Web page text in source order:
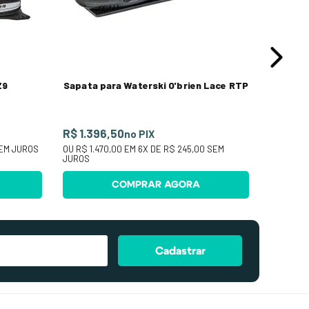
JUROS
Sapata para Waterski O'brien Lace RTP
R$ 1.396,50no PIX
OU R$ 1.470,00 EM 6X DE R$ 245,00 SEM
JUROS
COMPRAR AGORA
Cadastrar